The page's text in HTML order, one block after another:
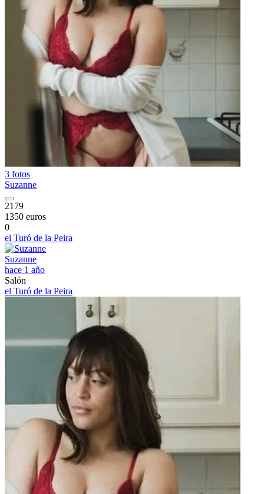
3 fotos
Suzanne
2179
1350 euros
0
el Turó de la Peira
Suzanne
hace 1 año
Salón
el Turó de la Peira